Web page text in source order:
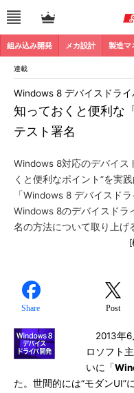
組み込み開発 メカ設計 製造マ
連載
知っておくと便利な
テスト署名
Windows 8 デバイスドライ
Windows 8対応のデバイス
くと便利なポイント”を実
「Windows 8 デバイスド
Windows 8のデバイスドラ
名の方法について取り上げ
[
Share Post
2013年6
ロソフト
いに「
た。世間的には“モダンUI”